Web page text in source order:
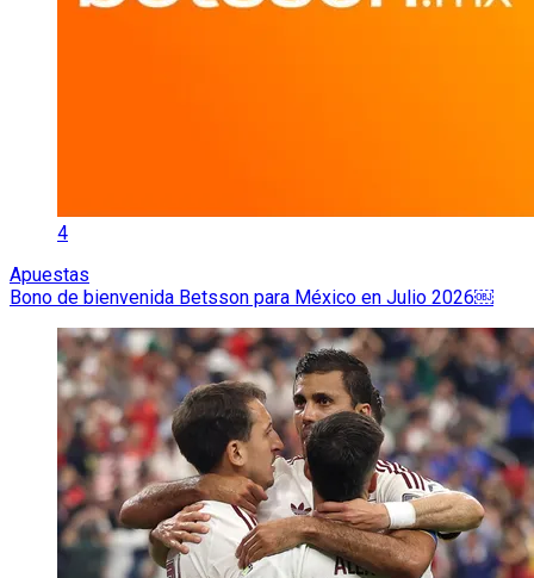
4
Apuestas
Bono de bienvenida Betsson para México en Julio 2026￼